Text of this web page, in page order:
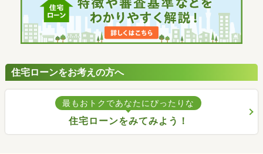
住宅ローンをお考えの方へ
最もおトクであなたにぴったりな
住宅ローンをみてみよう！